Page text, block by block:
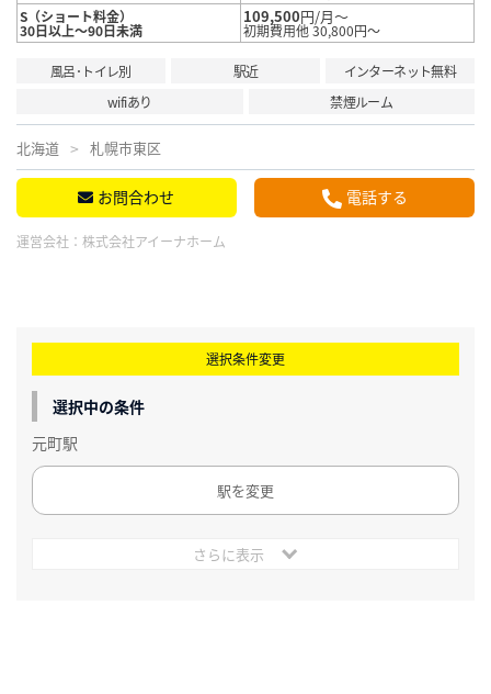
S（ショート料金）
30日以上～90日未満
109,500円/月～
初期費用他 30,800円～
風呂･トイレ別 駅近
インターネット無料
wifiあり
禁煙ルーム
北海道 札幌市東区
お問合わせ 電話する
運営会社： 株式会社アイーナホーム
選択条件変更
選択中の条件
元町駅
駅を変更
さらに表示